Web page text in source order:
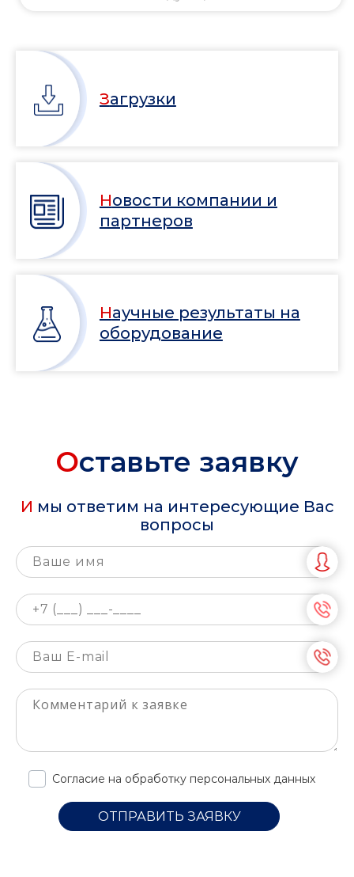
Загрузки
Новости компании и
партнеров
Научные результаты на
оборудование
Оставьте заявку
И мы ответим на интересующие Вас
вопросы
Согласие на обработку персональных данных